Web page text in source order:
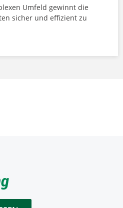
Umfeld gewinnt die
sicher und effizient zu